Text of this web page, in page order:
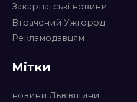
Закарпатські новини
Втрачений Ужгород
Рекламодавцям
Мітки
новини Львівщини